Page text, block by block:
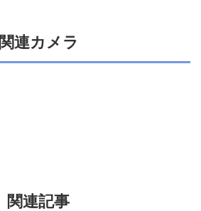
関連カメラ
関連記事